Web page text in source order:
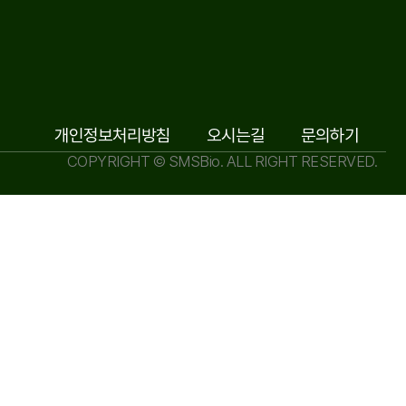
개인정보처리방침 오시는길 문의하기
COPYRIGHT © SMSBio. ALL RIGHT RESERVED.